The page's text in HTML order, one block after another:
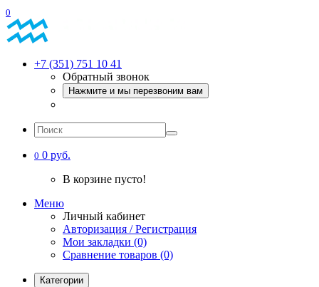
0
+7 (351) 751 10 41
Обратный звонок
Нажмите и мы перезвоним вам
0 0 руб.
В корзине пусто!
Меню
Личный кабинет
Авторизация / Регистрация
Мои закладки (0)
Сравнение товаров (0)
Категории